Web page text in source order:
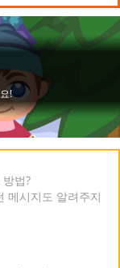
법?
메시지도 알려주지